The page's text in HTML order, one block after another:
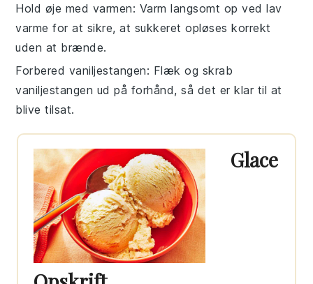
Hold øje med varmen: Varm langsomt op ved lav
varme for at sikre, at sukkeret opløses korrekt
uden at brænde.
Forbered vaniljestangen: Flæk og skrab
vaniljestangen ud på forhånd, så det er klar til at
blive tilsat.
Glace